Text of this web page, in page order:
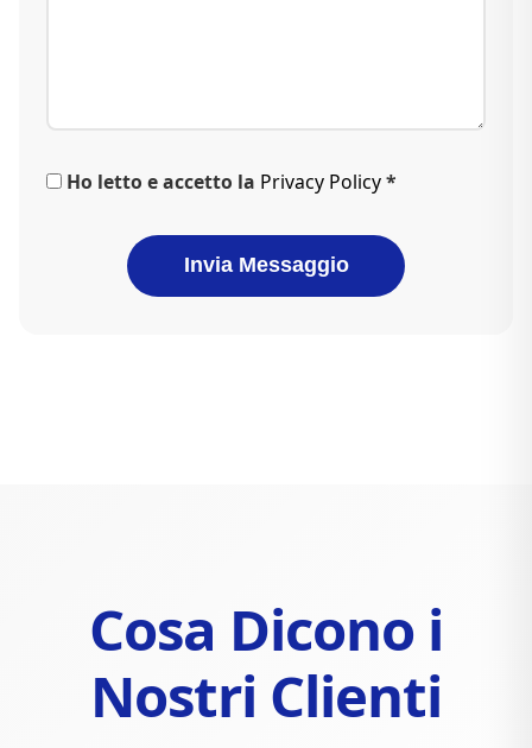
Ho letto e accetto la Privacy Policy*
Invia Messaggio
Cosa Dicono i
Nostri Clienti